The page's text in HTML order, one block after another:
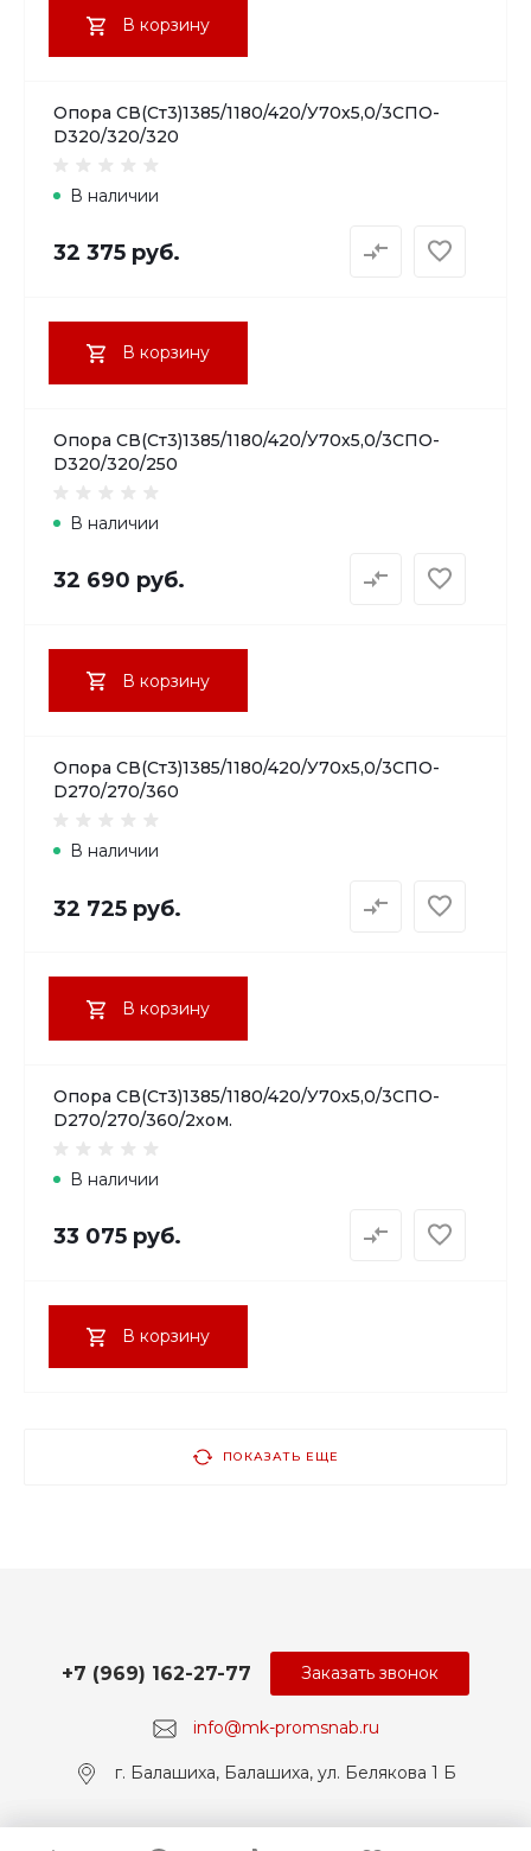
В корзину
Опора СВ(Ст3)1385/1180/420/У70х5,0/3СПО-
D320/320/320
В наличии
32 375 руб.
В корзину
Опора СВ(Ст3)1385/1180/420/У70х5,0/3СПО-
D320/320/250
В наличии
32 690 руб.
В корзину
Опора СВ(Ст3)1385/1180/420/У70х5,0/3СПО-
D270/270/360
В наличии
32 725 руб.
В корзину
Опора СВ(Ст3)1385/1180/420/У70х5,0/3СПО-
D270/270/360/2хом.
В наличии
33 075 руб.
В корзину
ПОКАЗАТЬ ЕЩЕ
info@mk-promsnab.ru
+7 (969) 162-27-77
г. Балашиха, Балашиха, ул. Белякова 1 Б
Заказать звонок